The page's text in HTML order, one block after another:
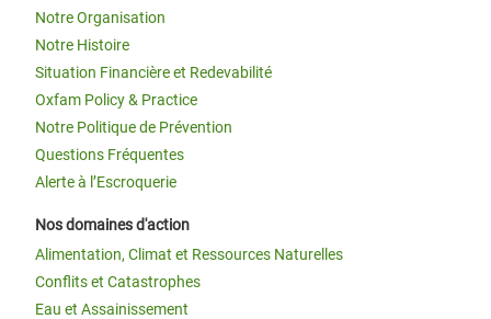
Notre Organisation
Notre Histoire
Situation Financière et Redevabilité
Oxfam Policy & Practice
Notre Politique de Prévention
Questions Fréquentes
Alerte à l’Escroquerie
Nos domaines d'action
Alimentation, Climat et Ressources Naturelles
Conflits et Catastrophes
Eau et Assainissement